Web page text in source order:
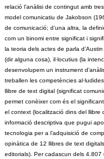
relació l’anàlisi de contingut amb
model comunicatiu de Jakobson
de comunicació; d’una altra, la
com un binomi entre significat i
la teoria dels actes de parla
(dir alguna cosa), il·locutius (la
desenvolupem un instrument
treballen les competències
llibre de text digital (significat
permet conèixer com és el
el context (localització dins del
informació descriptiva que pugui
tecnologia per a l’adquisició de
opinàtica de 12 llibres de text
editorials). Per cadascun dels 4.807